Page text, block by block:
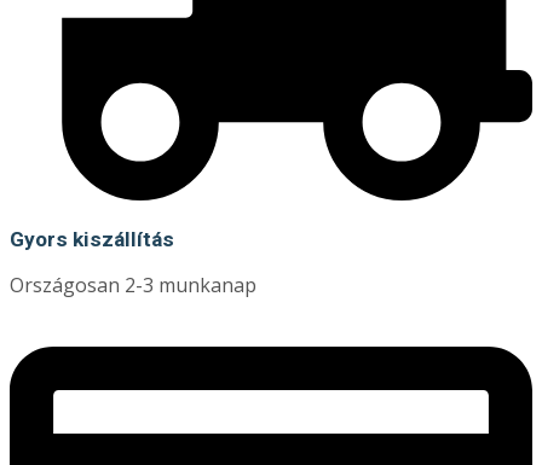
Gyors kiszállítás
Országosan 2-3 munkanap